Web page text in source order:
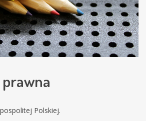
prawna
Polskiej.